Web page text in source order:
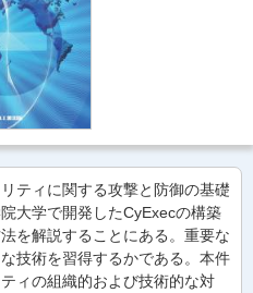
ティに関する攻撃と防御の基礎
大学で開発したCyExecの構築
を解説することにある。重要な
技術を習得するかである。本件
ィの組織的および技術的な対